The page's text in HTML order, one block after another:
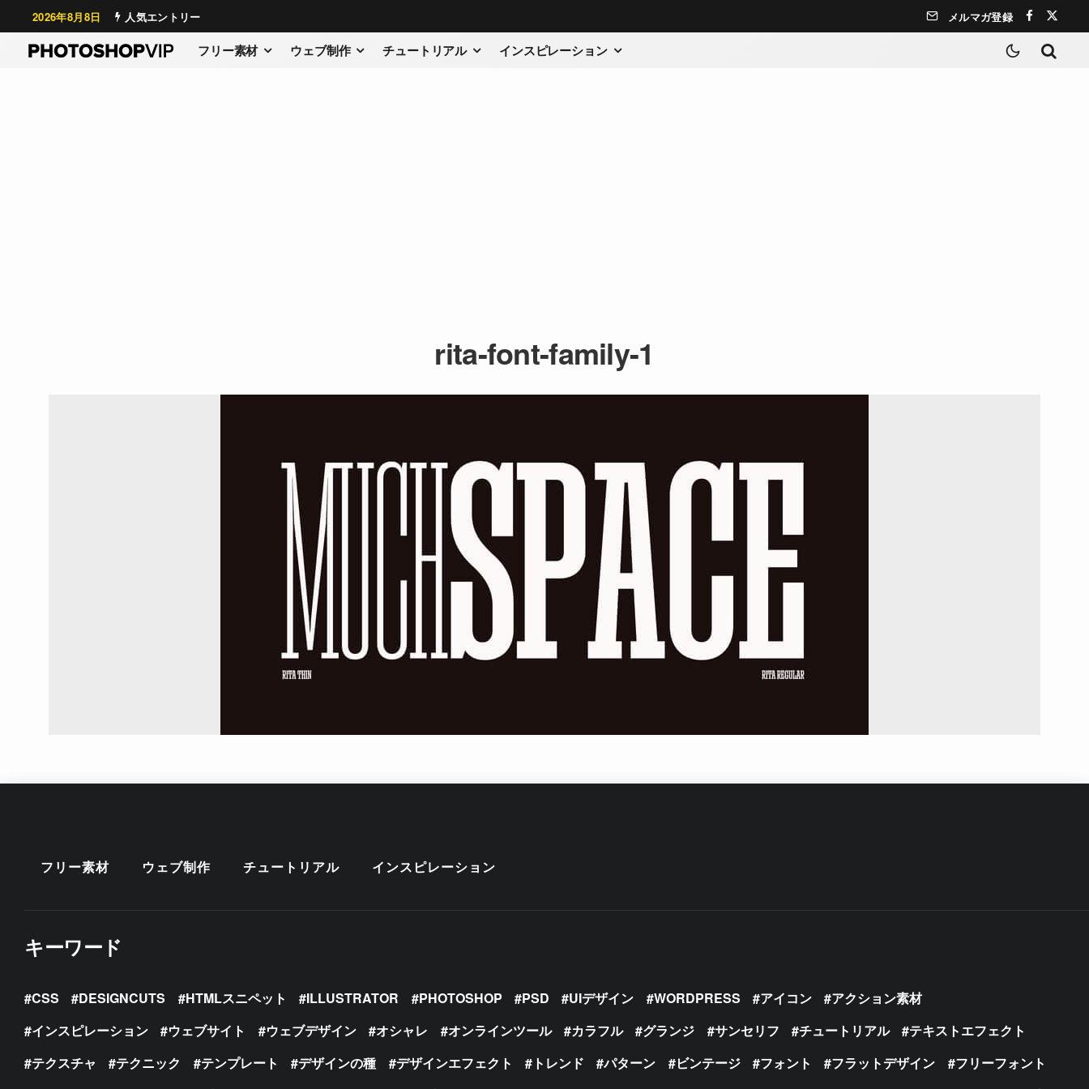
2026年8月8日 人気エントリー メルマガ登録
フリー素材 ウェブ制作 チュートリアル インスピレーション
rita-font-family-1
フリー素材 ウェブ制作 チュートリアル インスピレーション
キーワード
CSS DESIGNCUTS HTMLスニペット ILLUSTRATOR PHOTOSHOP PSD UIデザイン WORDPRESS アイコン
アクション素材
インスピレーション
ウェブサイト ウェブデザイン オシャレ オンラインツール カラフル グランジ サンセリフ チュートリアル
テキストエフェクト
テクスチャ
テクニック テンプレート デザインの種 デザインエフェクト トレンド パターン ビンテージ フォント フラットデザイン
フリーフォント